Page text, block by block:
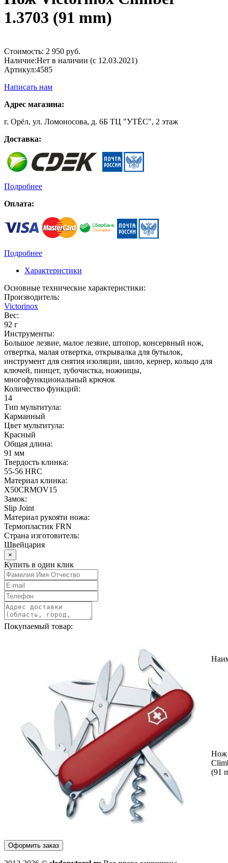
1.3703 (91 mm)
Стоимость: 2 950 руб.
Наличие:Нет в наличии (с 12.03.2021)
Артикул:4585
Написать нам
Адрес магазина:
г. Орёл, ул. Ломоносова, д. 6Б ТЦ "УТЁС", 2 этаж
Доставка:
Подробнее
Оплата:
Подробнее
Характеристики
Основные технические характеристики:
Производитель:
Victorinox
Вес:
92 г
Инструменты:
Большое лезвие, малое лезвие, штопор, консервный нож,
отвертка, малая отвертка, открывалка для бутылок,
инструмент для снятия изоляции, шило, кернер, кольцо для
ключей, пинцет, зубочистка, ножницы,
многофункциональный крючок
Количество функций:
14
Тип мультитула:
Карманный
Цвет мультитула:
Красный
Общая длина:
91 мм
Твердость клинка:
55-56 HRC
Материал клинка:
X50CRMOV15
Замок:
Slip Joint
Материал рукояти ножа:
Термопластик FRN
Страна изготовитель:
Швейцария
×
Купить в один клик
Покупаемый товар:
Нож
(91
Оформить заказ